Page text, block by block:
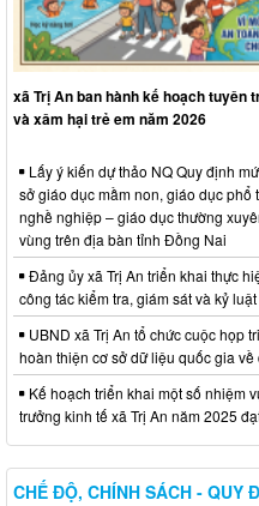
xã Trị An ban hành kế hoạch tuyên
và xâm hại trẻ em năm 2026
Lấy ý kiến dự thảo NQ Quy định
sở giáo dục mầm non, giáo dục
nghề nghiệp – giáo dục thường
vùng trên địa bàn tỉnh Đồng Nai
Đảng ủy xã Trị An triển khai thực
công tác kiểm tra, giám sát và kỷ
UBND xã Trị An tổ chức cuộc họp
hoàn thiện cơ sở dữ liệu quốc gia về
Kế hoạch triển khai một số nhiệm
trưởng kinh tế xã Trị An năm 2025
CHẾ ĐỘ, CHÍNH SÁCH - QUY